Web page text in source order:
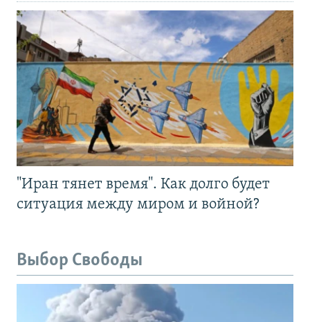
"Иран тянет время". Как долго будет
ситуация между миром и войной?
Выбор Свободы